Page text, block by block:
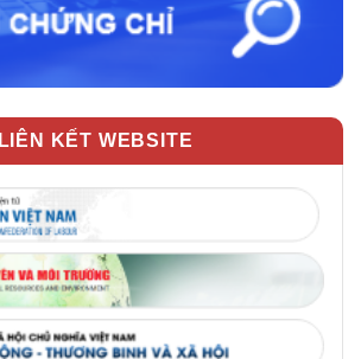
LIÊN KẾT WEBSITE